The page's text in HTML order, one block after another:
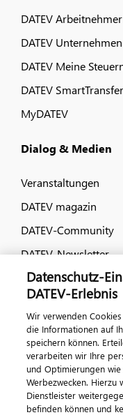
DATEV
DATEV
DATEV Meine
DATEV SmartTransfer
MyDATEV
Dialog & Medien
Veranstaltungen
DATEV magazin
DATEV-Community
DATEV-Newsletter
Datenschutz-
DATEV-Erlebnis
Wir verwenden
die Informationen auf
speichern können.
verarbeiten wir Ihre
und Optimierungen
Werbezwecken.
Dienstleister
befinden können und